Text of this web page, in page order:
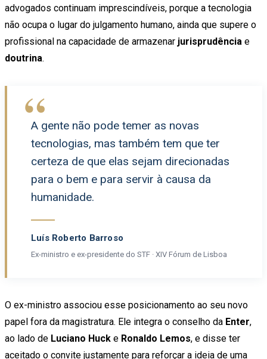
advogados continuam imprescindíveis, porque a tecnologia
não ocupa o lugar do julgamento humano, ainda que supere o
profissional na capacidade de armazenar jurisprudência e
doutrina.
“
A gente não pode temer as novas
tecnologias, mas também tem que ter
certeza de que elas sejam direcionadas
para o bem e para servir à causa da
humanidade.
Luís Roberto Barroso
Ex-ministro e ex-presidente do STF · XIV Fórum de Lisboa
O ex-ministro associou esse posicionamento ao seu novo
papel fora da magistratura. Ele integra o conselho da Enter,
ao lado de Luciano Huck e Ronaldo Lemos, e disse ter
aceitado o convite justamente para reforçar a ideia de uma